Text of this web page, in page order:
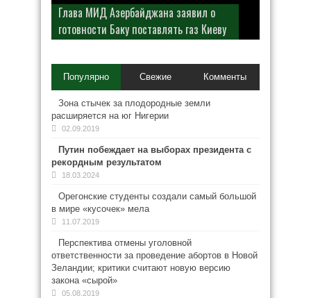
Глава МИД Азербайджана заявил о
готовности Баку поставлять газ Киеву
Популярно Свежие Комменты
Зона стычек за плодородные земли
расширяется на юг Нигерии
02.09.2019
Путин побеждает на выборах президента с
рекордным результатом
18.03.2024
Орегонские студенты создали самый большой
в мире «кусочек» мела
11.07.2019
Перспектива отмены уголовной
ответственности за проведение абортов в Новой
Зеландии; критики считают новую версию
закона «сырой»
05.08.2019